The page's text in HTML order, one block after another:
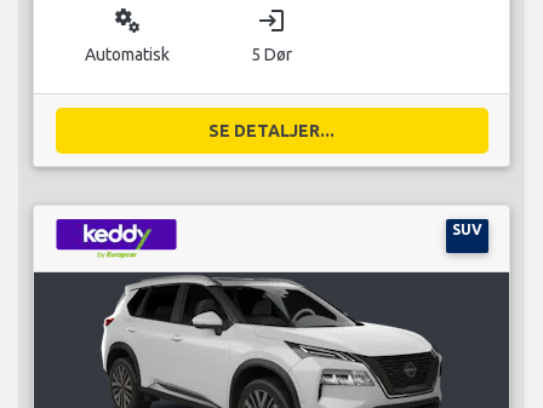
miscellaneous_services
Automatisk
login
5 Dør
SE DETALJER...
SUV